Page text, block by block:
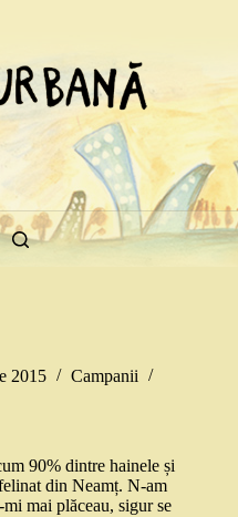
2015
Campanii
90% dintre hainele și
din Neamț. N-am
mai plăceau, sigur se